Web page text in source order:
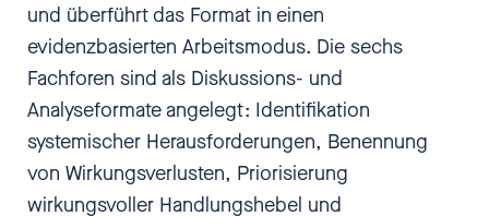
und überführt das Format in einen
evidenzbasierten Arbeitsmodus. Die sechs
Fachforen sind als Diskussions- und
Analyseformate angelegt: Identifikation
systemischer Herausforderungen, Benennung
von Wirkungsverlusten, Priorisierung
wirkungsvoller Handlungshebel und